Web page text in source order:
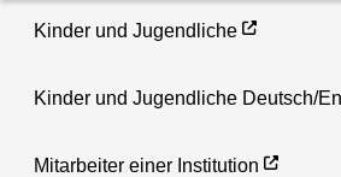
Kinder und Jugendliche
Kinder und Jugendliche Deutsch/
Mitarbeiter einer Institution